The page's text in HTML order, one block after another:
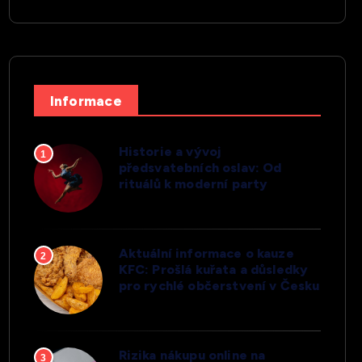
Informace
1
Historie a vývoj
předsvatebních oslav: Od
rituálů k moderní party
2
Aktuální informace o kauze
KFC: Prošlá kuřata a důsledky
pro rychlé občerstvení v Česku
3 Rizika nákupu online na